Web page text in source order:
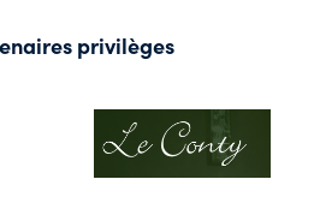
privilèges